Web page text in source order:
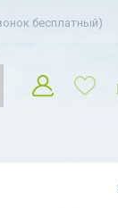
бесплатный)